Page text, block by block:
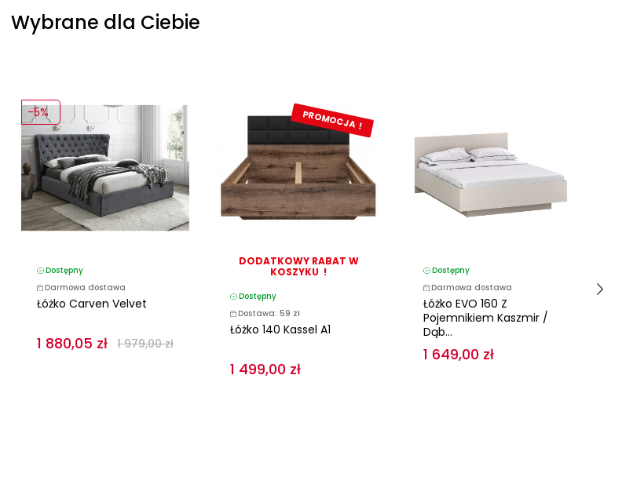
Wybrane dla Ciebie
Dostępny
Darmowa dostawa
Łóżko Carven Velvet
1 880,05 zł 1 979,00 zł
-5% PROMOCJA !
DODATKOWY RABAT W
KOSZYKU !
Dostępny
Dostawa: 59 zł
Łóżko 140 Kassel A1
1 499,00 zł
Dostępny
Darmowa dostawa
Łóżko EVO 160 Z
Pojemnikiem Kaszmir /
Dąb...
1 649,00 zł